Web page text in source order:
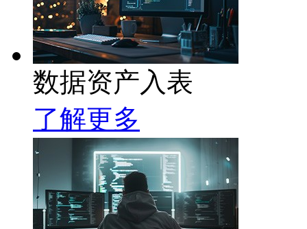
数据资产入表
了解更多